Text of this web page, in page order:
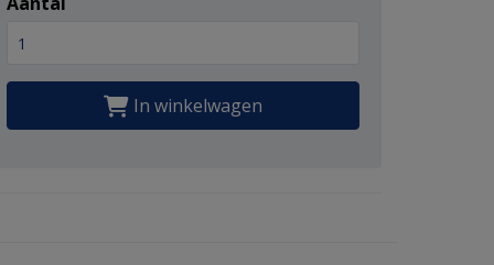
In winkelwagen